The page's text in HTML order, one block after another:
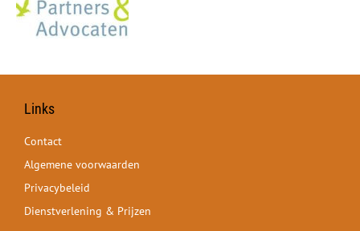
Links
Contact
Algemene voorwaarden
Privacybeleid
Dienstverlening & Prijzen